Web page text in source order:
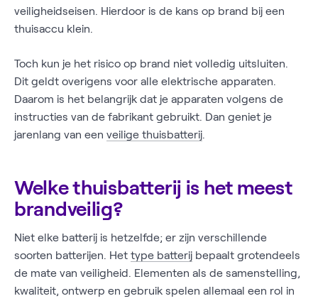
veiligheidseisen. Hierdoor is de kans op brand bij een
thuisaccu klein.
Toch kun je het risico op brand niet volledig uitsluiten.
Dit geldt overigens voor alle elektrische apparaten.
Daarom is het belangrijk dat je apparaten volgens de
instructies van de fabrikant gebruikt. Dan geniet je
jarenlang van een veilige thuisbatterij.
Welke thuisbatterij is het meest
brandveilig?
Niet elke batterij is hetzelfde; er zijn verschillende
soorten batterijen. Het type batterij bepaalt grotendeels
de mate van veiligheid. Elementen als de samenstelling,
kwaliteit, ontwerp en gebruik spelen allemaal een rol in